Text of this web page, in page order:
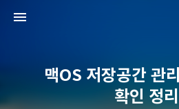
맥OS 저장공간 관
확인 정